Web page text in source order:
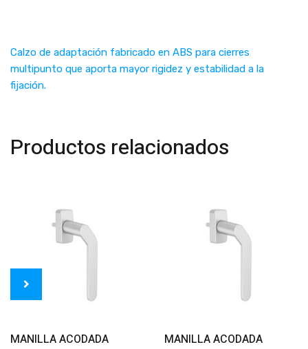
Calzo de adaptación fabricado en ABS para cierres
multipunto que aporta mayor rigidez y estabilidad a la
fijación.
Productos relacionados
Add To Cart
MANILLA ACODADA
Add To Cart
MANILLA ACODADA